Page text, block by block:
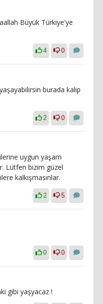
Büyük Türkiye'ye
4 0
burada kalıp
2 0
uygun yaşam
Lütfen bizim güzel
kalkışmasınlar.
2 5
0 0
gibi yaşyacaz !